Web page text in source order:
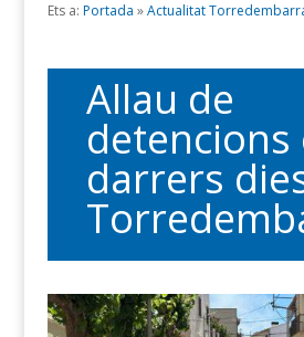
Ets a: Portada »Actualitat
Allau de
detencions
darrers